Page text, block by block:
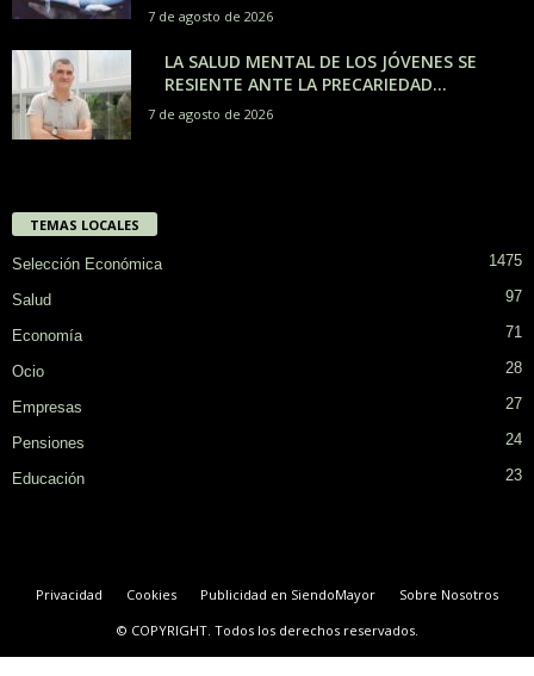
7 de agosto de 2026
LA SALUD MENTAL DE LOS JÓVENES SE
RESIENTE ANTE LA PRECARIEDAD...
7 de agosto de 2026
TEMAS LOCALES
Selección Económica 1475
Salud 97
Economía 71
Ocio 28
Empresas 27
Pensiones 24
Educación 23
Privacidad Cookies Publicidad en SiendoMayor
Sobre Nosotros
© COPYRIGHT. Todos los derechos reservados.